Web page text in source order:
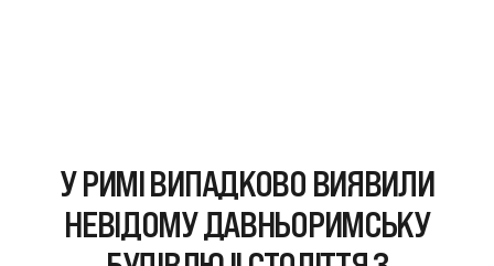
У РИМІ ВИПАДКОВО ВИЯВИЛИ
НЕВІДОМУ ДАВНЬОРИМСЬКУ